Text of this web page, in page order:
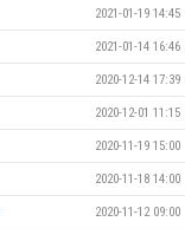
2021-01-19 14:45
2021-01-14 16:46
2020-12-14 17:39
2020-12-01 11:15
2020-11-19 15:00
2020-11-18 14:00
2020-11-12 09:00